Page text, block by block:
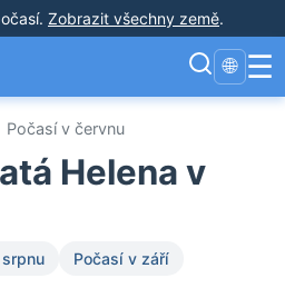
. Zobrazit všechny země.
🌐 ☰
Počasí v červnu
Helena v
Počasí v září